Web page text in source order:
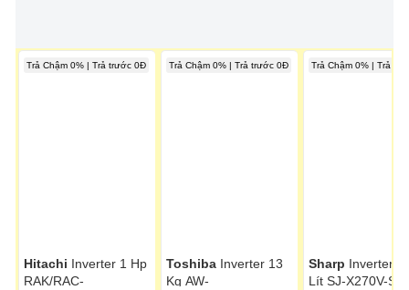
Trả Chậm 0% | Trả trước 0Đ
Hitachi Inverter 1 Hp
RAK/RAC-
Trả Chậm 0% | Trả trước 0Đ
Toshiba Inverter 13
Kg AW-
Trả Chậm 0% | Trả
Sharp Inverter
Lít SJ-X270V-SL